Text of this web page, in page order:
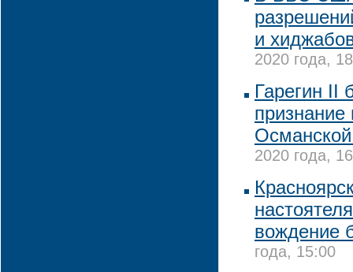
и
2020 года,
Гарегин II
2020 года,
вождение
года, 15:00